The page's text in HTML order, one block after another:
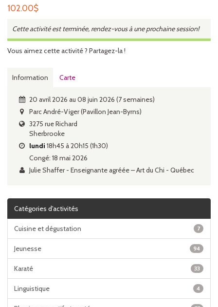
102.00$
Cette activité est terminée, rendez-vous à une prochaine session!
Vous aimez cette activité ? Partagez-la !
Information Carte
20 avril 2026 au 08 juin 2026 (7 semaines)
Parc André-Viger (Pavillon Jean-Byrns)
3275 rue Richard
Sherbrooke
lundi 18h45 à 20h15 (1h30)
Congé: 18 mai 2026
Julie Shaffer - Enseignante agréée – Art du Chi - Québec
Catégories d'activités
Cuisine et dégustation 7
Jeunesse 94
Karaté 33
Linguistique 4